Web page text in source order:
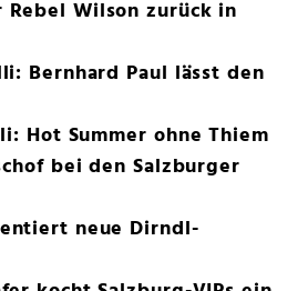
Wilson zurück in
Bernhard Paul lässt den
Hot Summer ohne Thiem
bei den Salzburger
neue Dirndl-